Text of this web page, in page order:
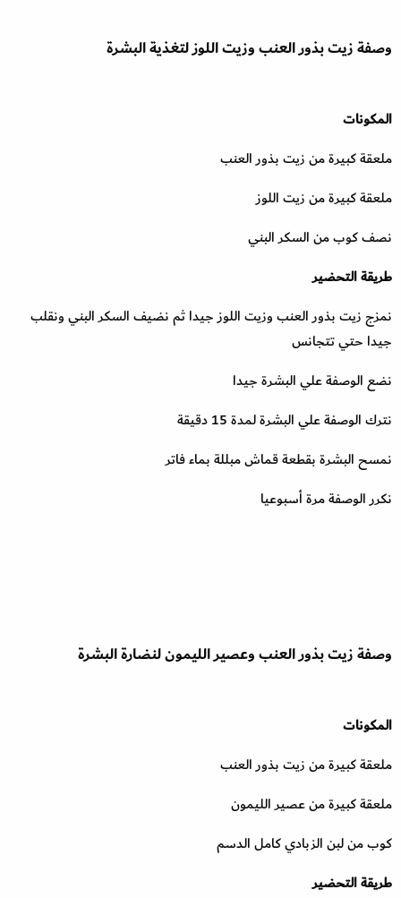
وصفة زيت بذور العنب وزيت اللوز لتغذية البشرة
المكونات
ملعقة كبيرة من زيت بذور العنب
ملعقة كبيرة من زيت اللوز
نصف كوب من السكر البني
طريقة التحضير
نمزج زيت بذور العنب وزيت اللوز جيدا ثم نضيف السكر البني ونقلب
جيدا حتي تتجانس
نضع الوصفة علي البشرة جيدا
نترك الوصفة علي البشرة لمدة 15 دقيقة
نمسح البشرة بقطعة قماش مبللة بماء فاتر
نكرر الوصفة مرة أسبوعيا
وصفة زيت بذور العنب وعصير الليمون لنضارة البشرة
المكونات
ملعقة كبيرة من زيت بذور العنب
ملعقة كبيرة من عصير الليمون
كوب من لبن الزبادي كامل الدسم
طريقة التحضير